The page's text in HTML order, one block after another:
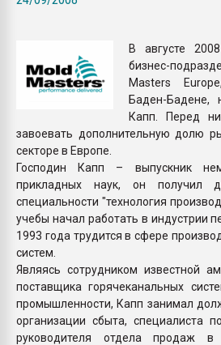
В августе
бизнес-
Masters
Баден-Бадене,
Капп. Перед
завоевать дополнительную долю
секторе в Европе.
Господин Капп – выпускник
прикладных наук, он получил
специальности "технология
учебы начал работать в индустрии
1993 года трудится в сфере
систем.
Являясь сотрудником известной
поставщика горячеканальных
промышленности, Капп занимал
организации сбыта, специалиста
руководителя отдела продаж